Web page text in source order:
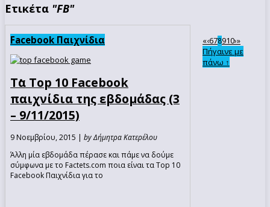
Ετικέτα "FB"
Facebook Παιχνίδια
Τα Top 10 Facebook
παιχνίδια της εβδομάδας (3
– 9/11/2015)
9 Νοεμβρίου, 2015 | by Δήμητρα Κατερέλου
Άλλη μία εβδομάδα πέρασε και πάμε να δούμε
σύμφωνα με το Factets.com ποια είναι τα Top 10
Facebook Παιχνίδια για το
«‹678910›»
Πήγαινε με
πάνω ↑